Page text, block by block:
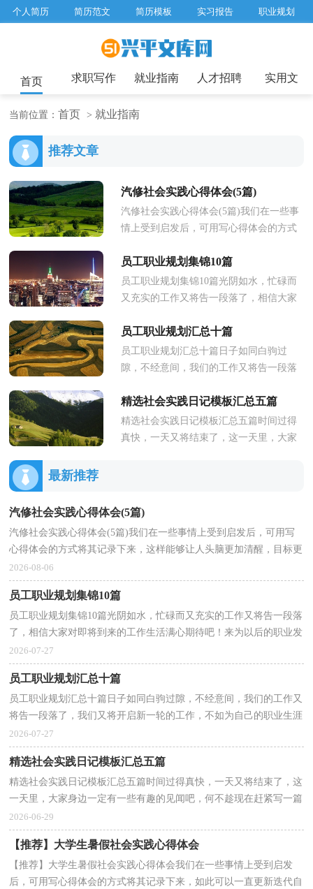
个人简历 简历范文 简历模板 实习报告 职业规划
工作总结 辞职报告
首页 求职写作 就业指南 人才招聘 实用文
当前位置：首页 >就业指南
推荐文章
汽修社会实践心得体会(5篇)
汽修社会实践心得体会(5篇)我们在一些事
情上受到启发后，可用写心得体会的方式
醒，目标更加明确。那么心得...
员工职业规划集锦10篇
员工职业规划集锦10篇光阴如水，忙碌而
又充实的工作又将告一段落了，相信大家
以后的职业发展做一份职业规划...
员工职业规划汇总十篇
员工职业规划汇总十篇日子如同白驹过
隙，不经意间，我们的工作又将告一段落
自己的职业生涯做个规划吧。职业规...
精选社会实践日记模板汇总五篇
精选社会实践日记模板汇总五篇时间过得
真快，一天又将结束了，这一天里，大家
最新推荐
汽修社会实践心得体会(5篇)
汽修社会实践心得体会(5篇)我们在一些事情上受到启发后，可用写
心得体会的方式将其记录下来，这样能够让人头脑更加清醒，目标更
加明确。那么心得体会怎么写才恰当呢？以下是小编为...
2026-08-06
员工职业规划集锦10篇
员工职业规划集锦10篇光阴如水，忙碌而又充实的工作又将告一段落
了，相信大家对即将到来的工作生活满心期待吧！来为以后的职业发
展做一份职业规划吧。但是你知道怎样才能写的好吗...
2026-07-27
员工职业规划汇总十篇
员工职业规划汇总十篇日子如同白驹过隙，不经意间，我们的工作又
将告一段落了，我们又将开启新一轮的工作，不如为自己的职业生涯
做个规划吧。职业规划的开头要怎么写？想必这让大家都...
2026-07-27
精选社会实践日记模板汇总五篇
精选社会实践日记模板汇总五篇时间过得真快，一天又将结束了，这
一天里，大家身边一定有一些有趣的见闻吧，何不趁现在赶紧写一篇
日记。那么什么样的日记才合适呢？下面是小编为大家整...
2026-06-29
【推荐】大学生暑假社会实践心得体会
【推荐】大学生暑假社会实践心得体会我们在一些事情上受到启发
后，可用写心得体会的方式将其记录下来，如此可以一直更新迭代自